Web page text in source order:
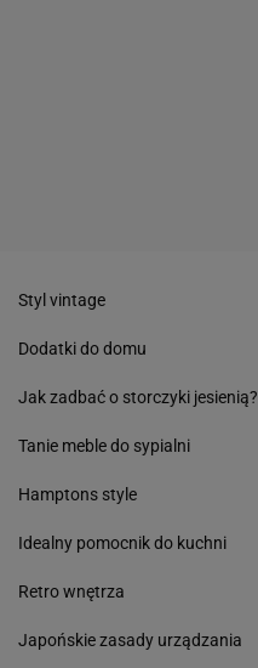
Styl vintage
Dodatki do domu
Jak zadbać o storczyki jesienią?
Tanie meble do sypialni
Hamptons style
Idealny pomocnik do kuchni
Retro wnętrza
Japońskie zasady urządzania